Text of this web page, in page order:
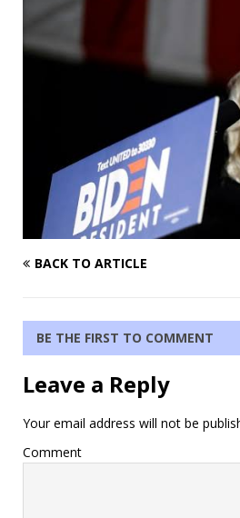
BACK TO ARTICLE
BE THE FIRST TO COMMENT
Leave a Reply
Your email address will not be
Comment